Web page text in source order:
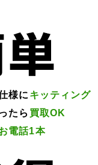
様に キッティング
たら 買取OK
電話1本